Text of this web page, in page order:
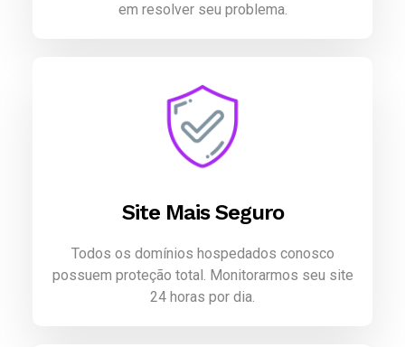
em resolver seu problema.
Site Mais Seguro
Todos os domínios hospedados conosco
possuem proteção total. Monitorarmos seu site
24 horas por dia.